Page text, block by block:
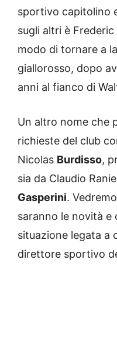
sportivo capitolino
sugli altri è Frederic
modo di tornare a
giallorosso, dopo
anni al fianco di
Un altro nome che
richieste del club
Nicolas Burdisso,
sia da Claudio
Gasperini.
saranno le novità e
situazione legata a
direttore sportivo